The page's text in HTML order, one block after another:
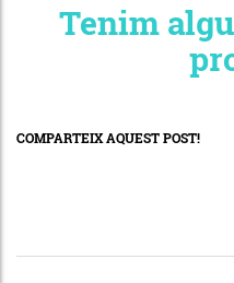
Tenim
COMPARTEIX AQUEST POST!